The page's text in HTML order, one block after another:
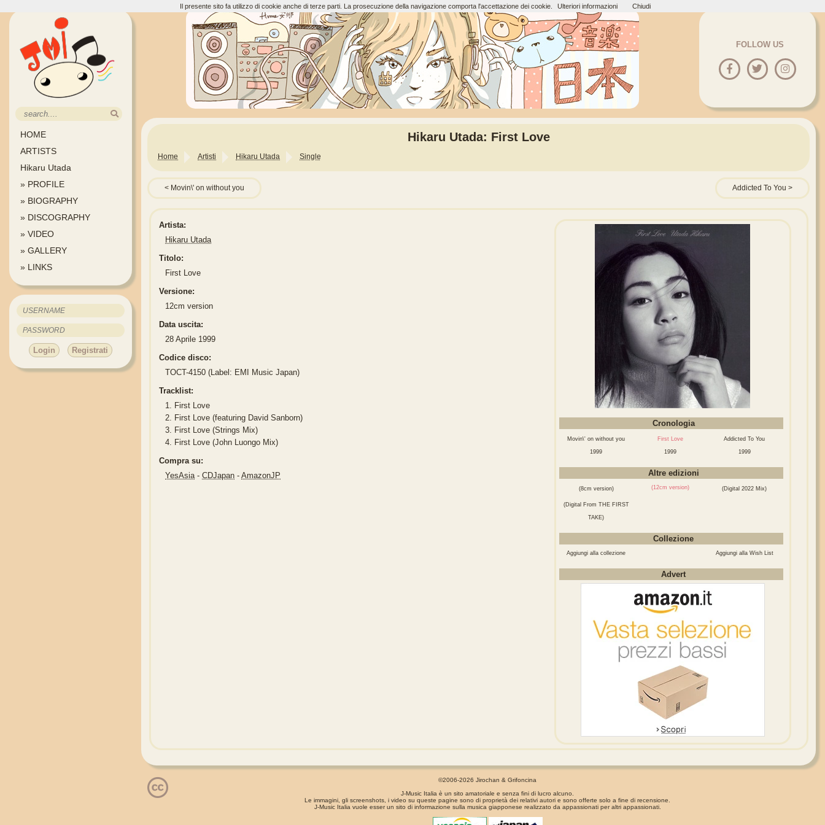
HOME
ARTISTS
Hikaru Utada
» PROFILE
» BIOGRAPHY
» DISCOGRAPHY
» VIDEO
» GALLERY
» LINKS
Login Registrati
FOLLOW US
Hikaru Utada: First Love
Home Artisti Hikaru Utada Single
Movin\' on without you Addicted To You
Cronologia
Movin\' on without you
1999
First Love
1999
Addicted To You
1999
Altre edizioni
(8cm version) (12cm version) (Digital 2022 Mix)
(Digital From THE FIRST
TAKE)
Collezione
Aggiungi alla collezione Aggiungi alla Wish List
Advert
Artista:
Hikaru Utada
Titolo:
First Love
Versione:
12cm version
Data uscita:
28 Aprile 1999
Codice disco:
TOCT-4150 (Label: EMI Music Japan)
Tracklist:
1. First Love
2. First Love (featuring David Sanborn)
3. First Love (Strings Mix)
4. First Love (John Luongo Mix)
Compra su:
YesAsia-CDJapan -AmazonJP
©2006-2026 Jirochan & Grifoncina
J-Music Italia è un sito amatoriale e senza fini di lucro alcuno.
Le immagini, gli screenshots, i video su queste pagine sono di proprietà dei relativi autori e sono offerte solo a fine di recensione.
J-Music Italia vuole esser un sito di informazione sulla musica giapponese realizzato da appassionati per altri appassionati.
Il presente sito fa utilizzo di cookie anche di terze parti. La prosecuzione della navigazione comporta l'accettazione dei cookie. Ulteriori informazioni Chiudi